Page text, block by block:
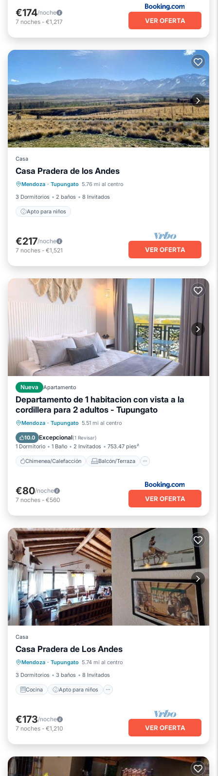
€174/noche
7 noches - €1,217 VER OFERTA
Casa
Casa Pradera de los Andes
Mendoza · Tupungato 5.76 mi al centro
3 Dormitorios
2 baños 8 Invitados
Apto para niños
Apto para niños
€217/noche
7 noches - €1,521 VER OFERTA
Nueva Apartamento
Departamento de 1 habitacion con vista a la
cordillera para 2 adultos - Tupungato
Mendoza · Tupungato 5.51 mi al centro
10.0 Excepcional(1 Revisar)
1 Dormitorio 1 Baño 2 Invitados 753.47 pies²
Chimenea/Calefacción Balcón/Terraza
Chimenea/Calefacción
Balcón/Terraza
Se admiten mascotas
Aire acondicionado
€80/noche
7 noches - €560 VER OFERTA
Casa
Casa Pradera de Los Andes
Mendoza · Tupungato 5.74 mi al centro
3 Dormitorios
3 baños 8 Invitados
Cocina Apto para niños
Cocina
Apto para niños
Ropa de cama
€173/noche
7 noches - €1,210 VER OFERTA